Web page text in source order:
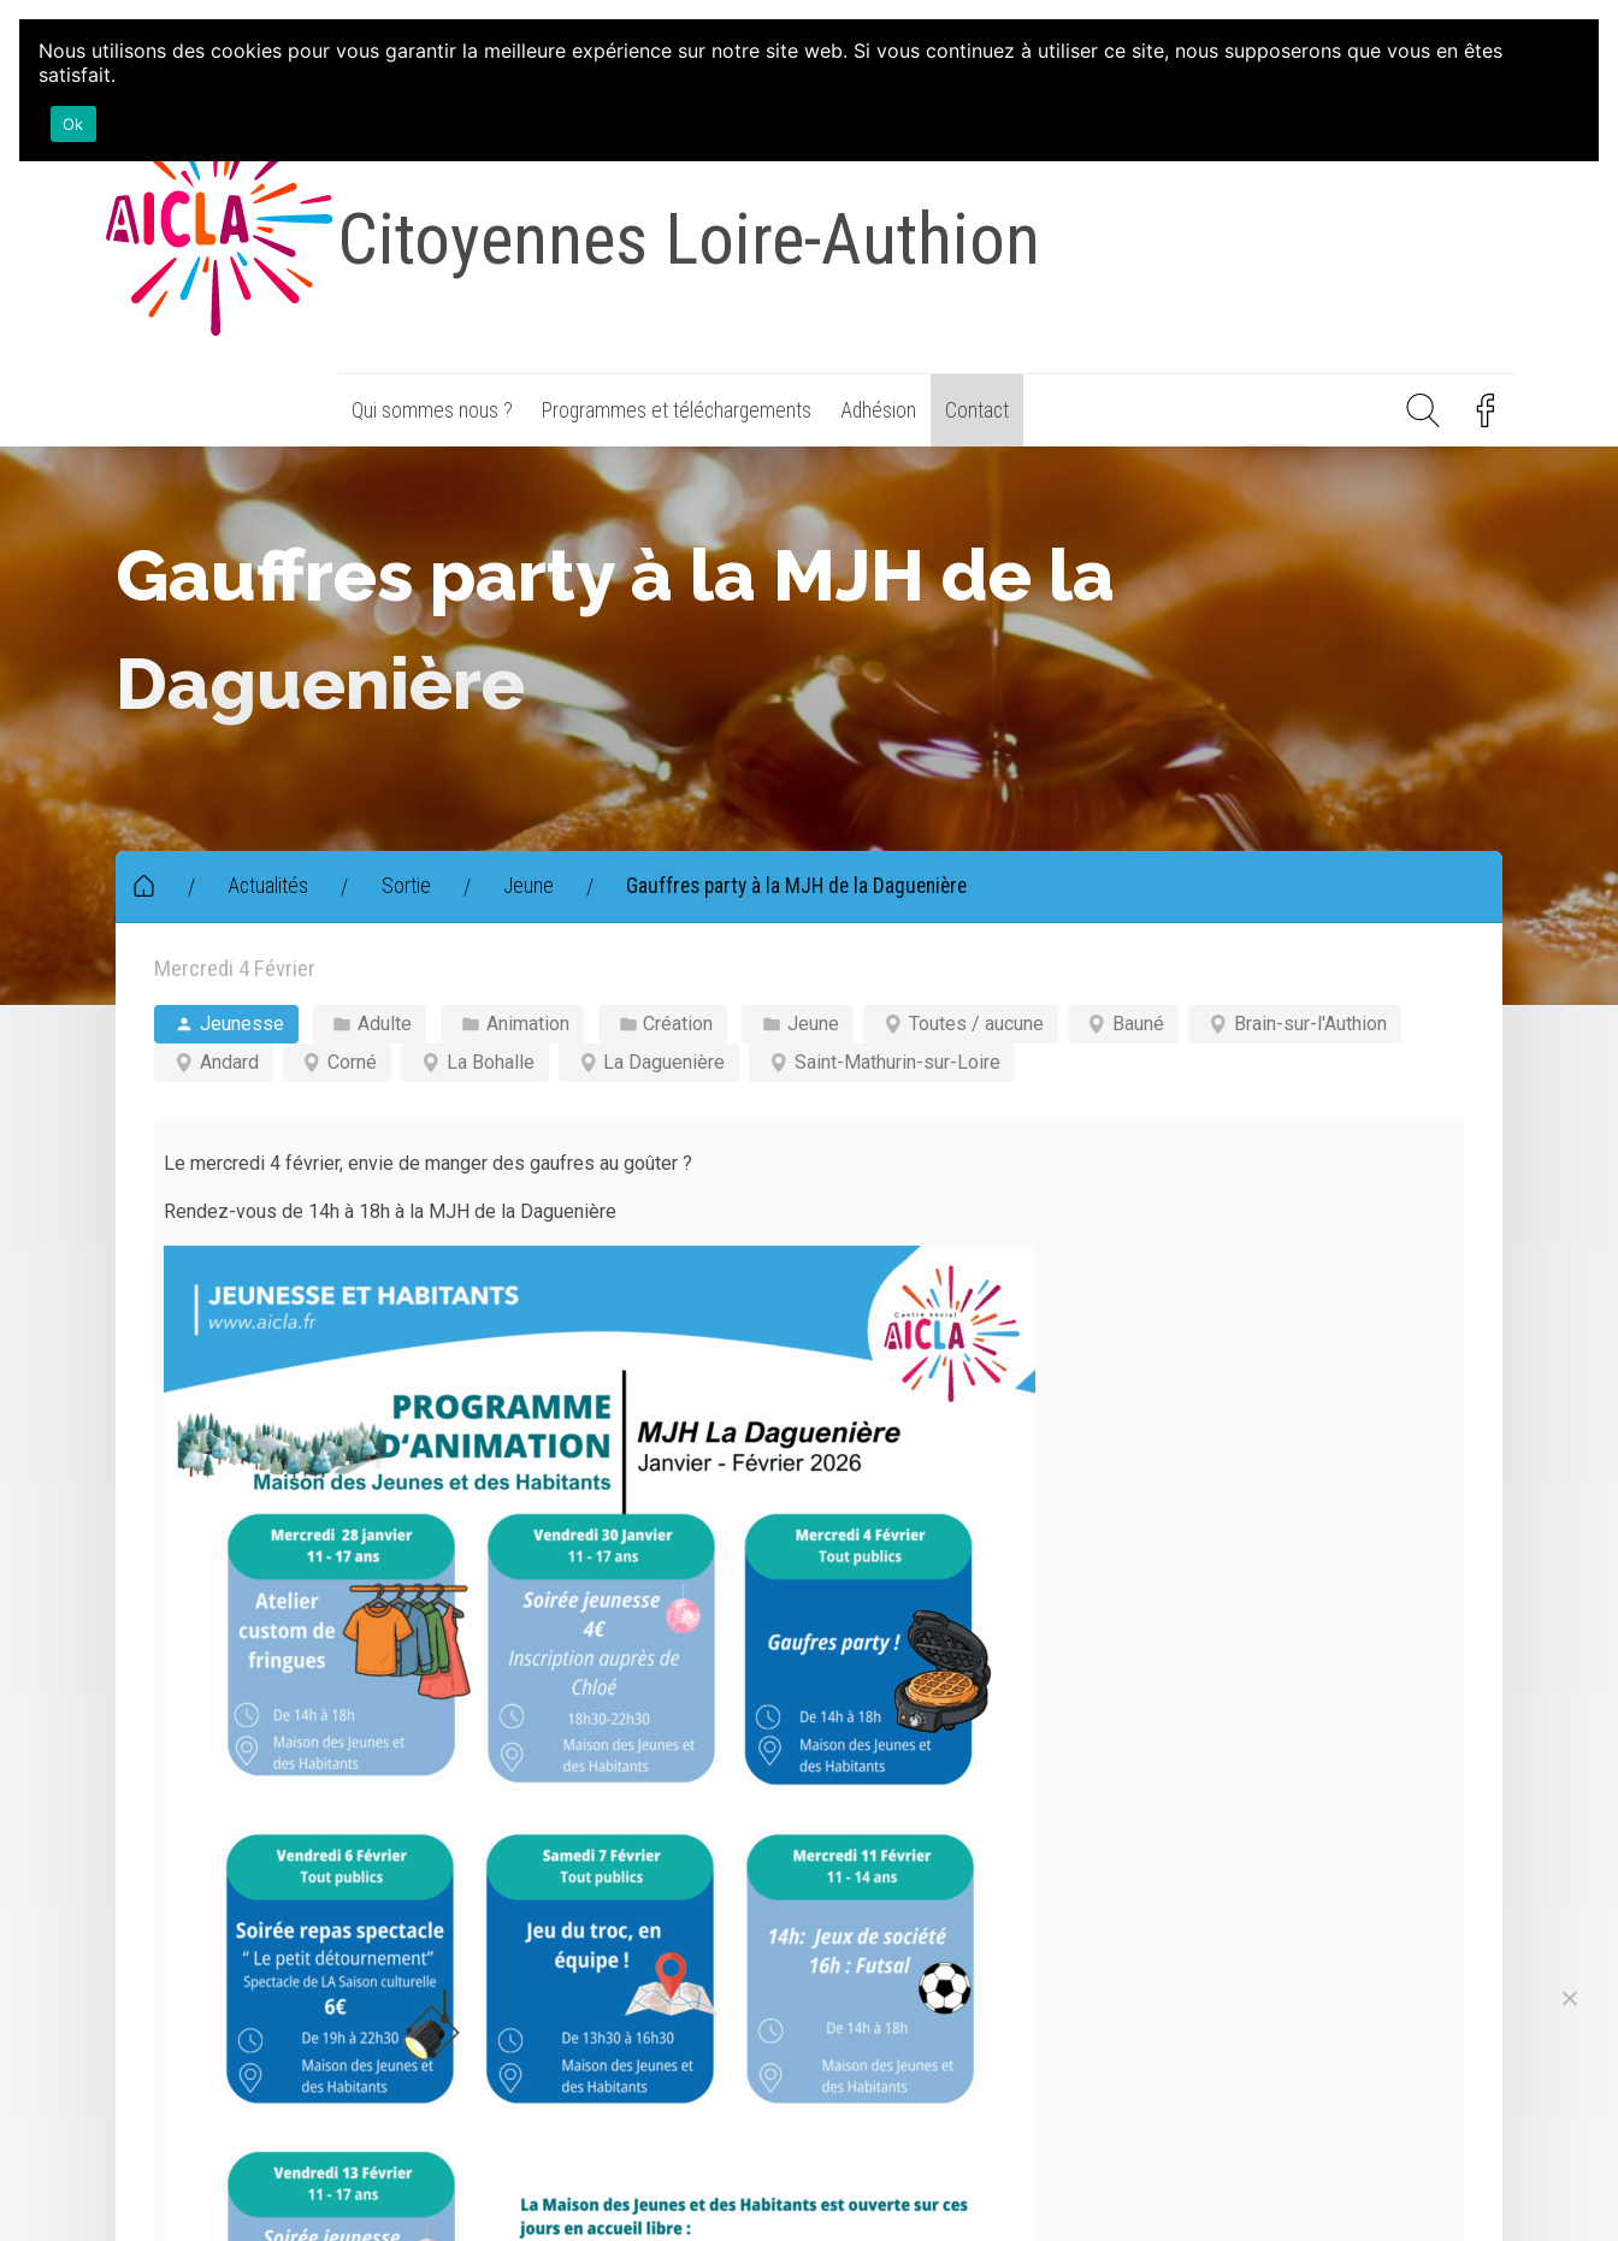
Aller au contenu
Citoyennes Loire-Authion
Qui sommes nous ? Programmes et téléchargements Adhésion Contact
Gauffres party à la MJH de la
Daguenière
/ Actualités / Sortie / Jeune / Gauffres party à la MJH de la Daguenière
Mercredi 4 Février
Jeunesse Adulte Animation Création Jeune Toutes / aucune Bauné
Brain-sur-l'Authion
Andard
Corné La Bohalle La Daguenière Saint-Mathurin-sur-Loire
Le mercredi 4 février, envie de manger des gaufres au goûter ?
Rendez-vous de 14h à 18h à la MJH de la Daguenière
Nous utilisons des cookies pour vous garantir la meilleure expérience sur notre site web. Si vous continuez à utiliser ce site, nous supposerons que vous en êtes
satisfait.
Ok